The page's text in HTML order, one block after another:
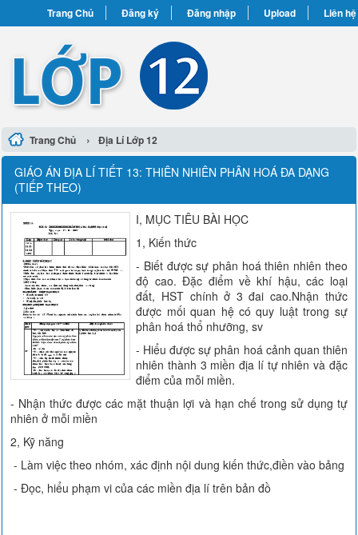
Trang Chủ Đăng ký Đăng nhập Upload Liên hệ
Trang Chủ › Địa Lí Lớp 12
GIÁO ÁN ĐỊA LÍ TIẾT 13: THIÊN NHIÊN PHÂN HOÁ ĐA DẠNG
(TIẾP THEO)
I, MỤC TIÊU BÀI HỌC
1, Kiến thức
- Biết được sự phân hoá thiên nhiên theo
độ cao. Đặc điểm về khí hậu, các loại
đất, HST chính ở 3 đai cao.Nhận thức
được mối quan hệ có quy luật trong sự
phân hoá thổ nhưỡng, sv
- Hiểu được sự phân hoá cảnh quan thiên
nhiên thành 3 miền địa lí tự nhiên và đặc
điểm của mỗi miền.
- Nhận thức được các mặt thuận lợi và hạn chế trong sử dụng tự
nhiên ở mỗi miền
2, Kỹ năng
- Làm việc theo nhóm, xác định nội dung kiến thức,điền vào bảng
- Đọc, hiểu phạm vi của các miền địa lí trên bản đồ